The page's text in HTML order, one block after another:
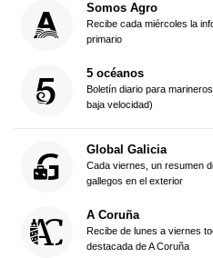
Somos Agro
Recibe cada miércoles la
primario
5 océanos
Boletín diario para
baja velocidad)
Global Galicia
Cada viernes, un resumen
gallegos en el exterior
A Coruña
Recibe de lunes a viernes
destacada de A Coruña